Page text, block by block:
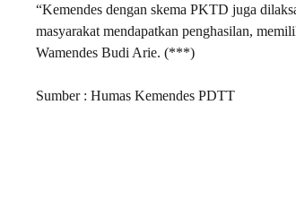
“Kemendes dengan skema PKTD juga
masyarakat mendapatkan penghasilan,
Wamendes Budi Arie. (***)
Sumber : Humas Kemendes PDTT